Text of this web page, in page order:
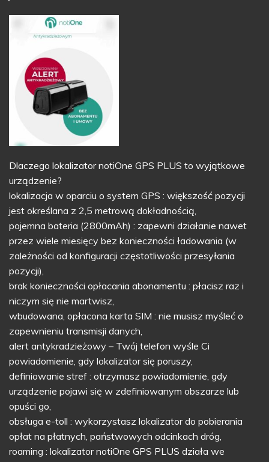
Dlaczego lokalizator notiOne GPS PLUS to wyjątkowe
urządzenie?
lokalizacja w oparciu o system GPS : większość pozycji
jest określana z 2,5 metrową dokładnością,
pojemna bateria (2800mAh) : zapewni działanie nawet
przez wiele miesięcy bez konieczności ładowania (w
zależności od konfiguracji częstotliwości przesyłania
pozycji),
brak konieczności opłacania abonamentu : płacisz raz i
niczym się nie martwisz,
wbudowana, opłacona karta SIM : nie musisz myśleć o
zapewnieniu transmisji danych,
alert antykradzieżowy – Twój telefon wyśle Ci
powiadomienie, gdy lokalizator się poruszy,
definiowanie stref : otrzymasz powiadomienie, gdy
urządzenie pojawi się w zdefiniowanym obszarze lub
opuści go,
obsługa e-toll : wykorzystasz lokalizator do pobierania
opłat na płatnych, państwowych odcinkach dróg,
roaming : lokalizator notiOne GPS PLUS działa we